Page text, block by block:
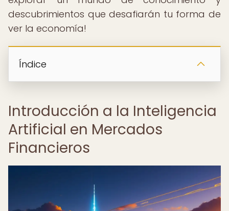
descubrimientos que desafiarán tu forma de
ver la economía!
Índice
Introducción a la Inteligencia
Artificial en Mercados
Financieros